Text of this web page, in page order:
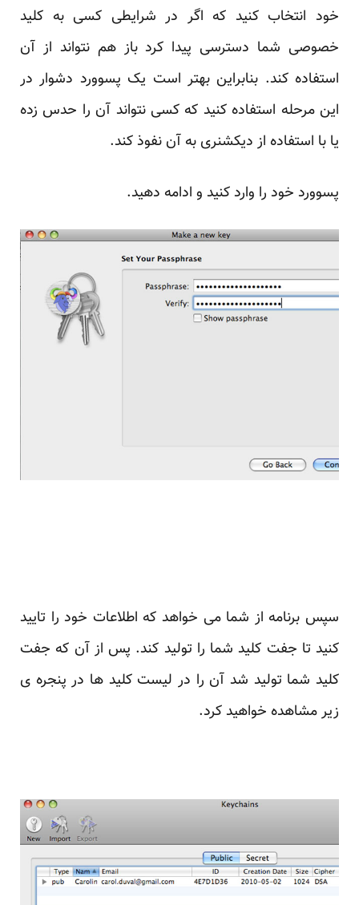
خود انتخاب کنید که اگر در شرایطی کسی به کلید
خصوصی شما دسترسی پیدا کرد باز هم نتواند از آن
استفاده کند. بنابراین بهتر است یک پسوورد دشوار در
این مرحله استفاده کنید که کسی نتواند آن را حدس زده
یا با استفاده از دیکشنری به آن نفوذ کند.
پسوورد خود را وارد کنید و ادامه دهید.
سپس برنامه از شما می خواهد که اطلاعات خود را تایید
کنید تا جفت کلید شما را تولید کند. پس از آن که جفت
کلید شما تولید شد آن را در لیست کلید ها در پنجره ی
زیر مشاهده خواهید کرد.